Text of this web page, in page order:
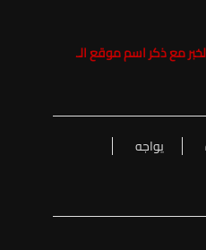
عن 20 في المئة من مضمون الخبر مع ذكر اسم موقع الـ
يواجه